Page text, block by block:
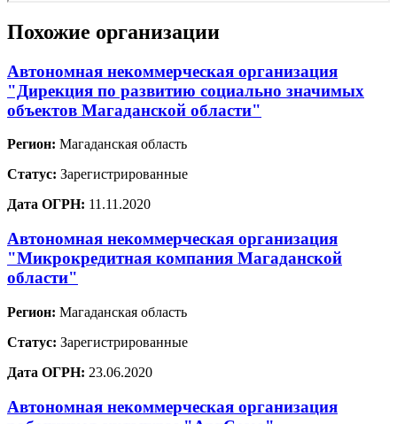
Похожие организации
Автономная некоммерческая организация
"Дирекция по развитию социально значимых
объектов Магаданской области"
Регион: Магаданская область
Статус: Зарегистрированные
Дата ОГРН: 11.11.2020
Автономная некоммерческая организация
"Микрокредитная компания Магаданской
области"
Регион: Магаданская область
Статус: Зарегистрированные
Дата ОГРН: 23.06.2020
Автономная некоммерческая организация